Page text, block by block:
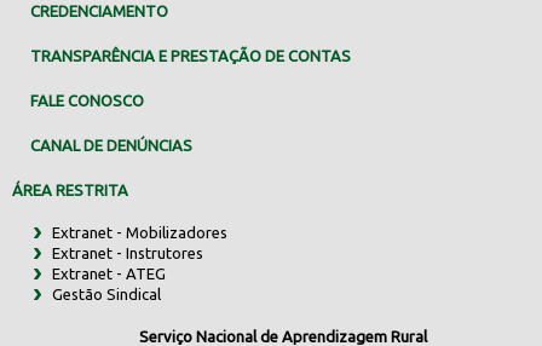
CREDENCIAMENTO
TRANSPARÊNCIA E PRESTAÇÃO DE CONTAS
FALE CONOSCO
CANAL DE DENÚNCIAS
ÁREA RESTRITA
Extranet - Mobilizadores
Extranet - Instrutores
Extranet - ATEG
Gestão Sindical
Serviço Nacional de Aprendizagem Rural